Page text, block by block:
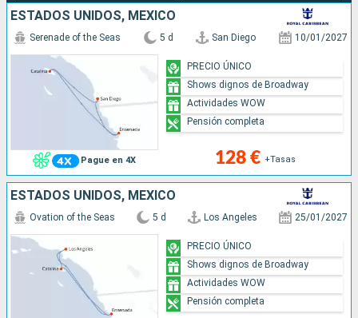
ESTADOS UNIDOS, MÉXICO
Pague en 4X
Serenade of the Seas 5 d San Diego 10/01/2027
128 € +Tasas
PRECIO ÚNICO
Shows dignos de Broadway
Actividades WOW
Pensión completa
ESTADOS UNIDOS, MÉXICO
Ovation of the Seas 5 d Los Angeles 25/01/2027
PRECIO ÚNICO
Shows dignos de Broadway
Actividades WOW
Pensión completa